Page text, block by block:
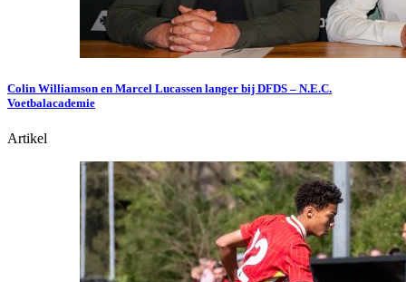
Colin Williamson en Marcel Lucassen langer bij DFDS – N.E.C.
Voetbalacademie
Artikel